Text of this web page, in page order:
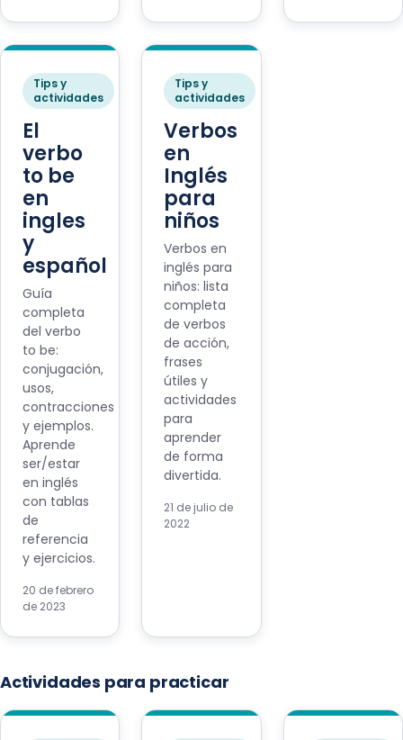
Tips y
actividades
El
verbo
to be
en
ingles
y
español
Guía
completa
del verbo
to be:
conjugación,
usos,
contracciones
y ejemplos.
Aprende
ser/estar
en inglés
con tablas
de
referencia
y ejercicios.
20 de febrero
de 2023
Tips y
actividades
Verbos
en
Inglés
para
niños
Verbos en
inglés para
niños: lista
completa
de verbos
de acción,
frases
útiles y
actividades
para
aprender
de forma
divertida.
21 de julio de
2022
Actividades para practicar